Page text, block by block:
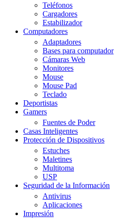
Teléfonos
Cargadores
Estabilizador
Computadores
Adaptadores
Bases para computador
Cámaras Web
Monitores
Mouse
Mouse Pad
Teclado
Deportistas
Gamers
Fuentes de Poder
Casas Inteligentes
Protección de Dispositivos
Estuches
Maletines
Multitoma
USP
Seguridad de la Información
Antivirus
Aplicaciones
Impresión